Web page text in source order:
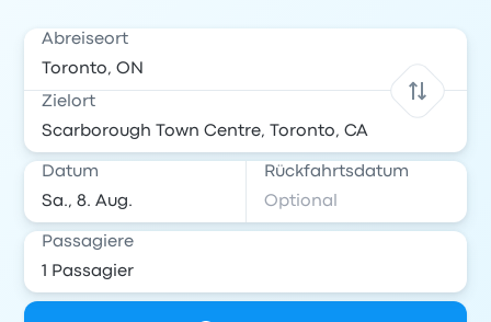
Abreiseort
Zielort
Datum Rückfahrtsdatum
Passagiere